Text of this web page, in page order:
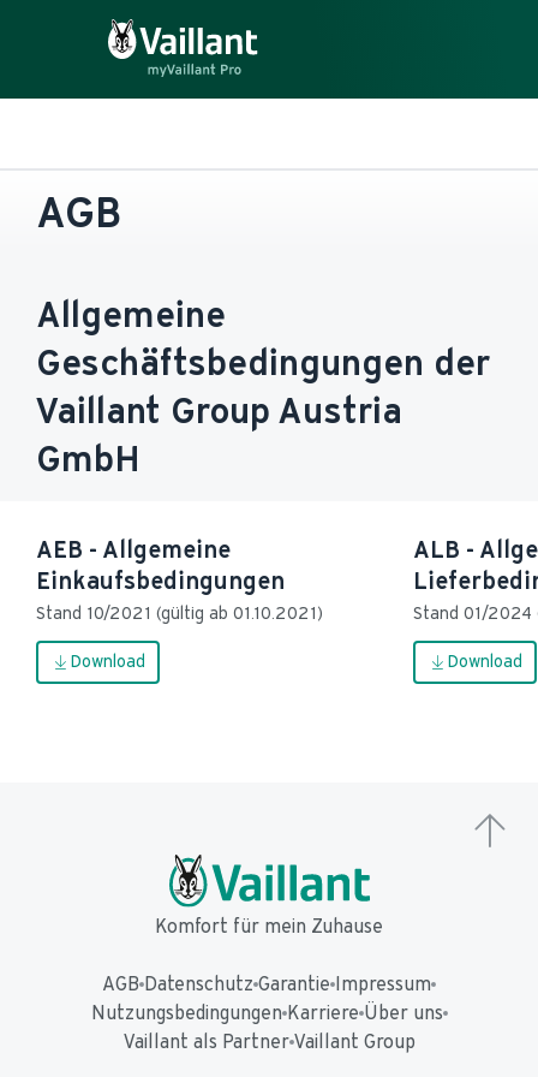
AGB
Allgemeine
Geschäftsbedingungen der
Vaillant Group Austria
GmbH
AEB - Allgemeine
Einkaufsbedingungen
Stand 10/2021 (gültig ab 01.10.2021)
Download
ALB -
Stand 01/2024
Download
Komfort für mein Zuhause
AGB Datenschutz Garantie Impressum
Nutzungsbedingungen Karriere Über uns
Vaillant als Partner Vaillant Group